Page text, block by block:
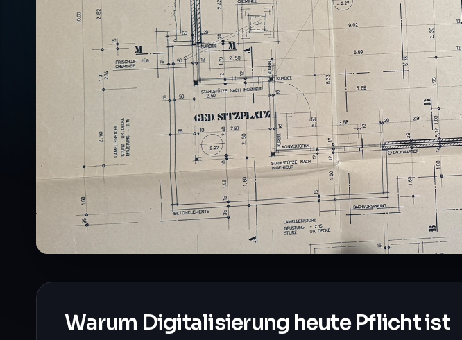
Warum Digitalisierung heute Pflicht ist